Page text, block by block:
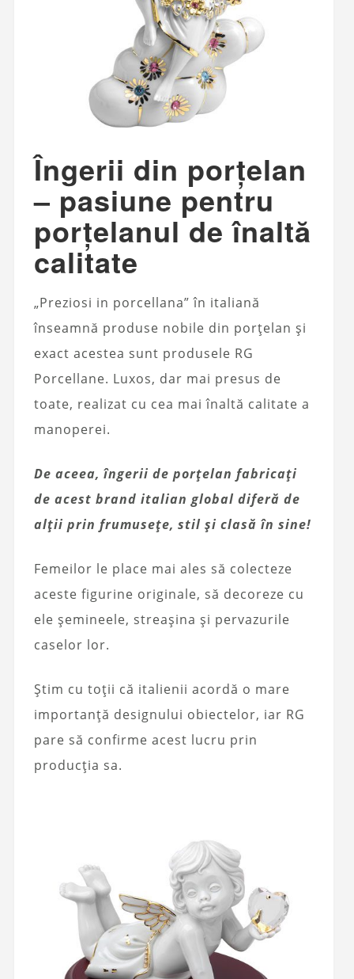
Îngerii din porțelan
– pasiune pentru
porțelanul de înaltă
calitate
„Preziosi in porcellana” în italiană
înseamnă produse nobile din porțelan și
exact acestea sunt produsele RG
Porcellane. Luxos, dar mai presus de
toate, realizat cu cea mai înaltă calitate a
manoperei.
De aceea, îngerii de porțelan fabricați
de acest brand italian global diferă de
alții prin frumusețe, stil și clasă în sine!
Femeilor le place mai ales să colecteze
aceste figurine originale, să decoreze cu
ele șemineele, streașina și pervazurile
caselor lor.
Știm cu toții că italienii acordă o mare
importanță designului obiectelor, iar RG
pare să confirme acest lucru prin
producția sa.